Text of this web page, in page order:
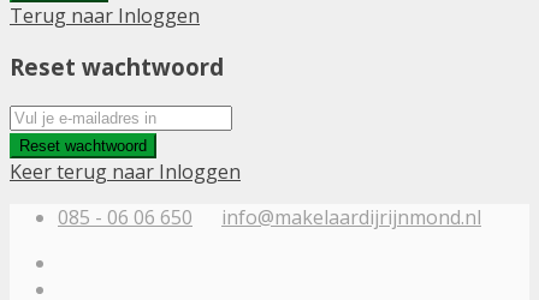
Terug naar Inloggen
Reset wachtwoord
Reset wachtwoord
Keer terug naar Inloggen
085 - 06 06 650
info@makelaardijrijnmond.nl